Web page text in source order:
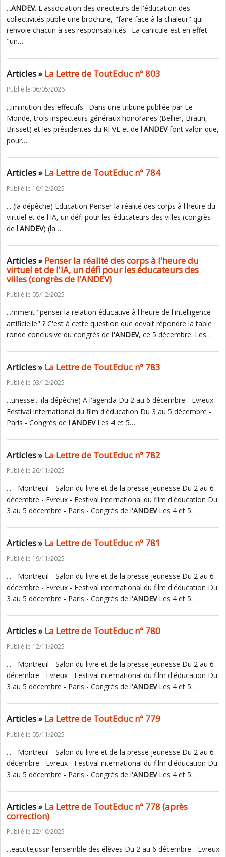
...ANDEV. L'association des directeurs de l'éducation des
collectivités publie une brochure, "faire face à la chaleur" qui
renvoie chacun à ses responsabilités. La canicule est en effet
"un…
Articles »La Lettre de ToutEduc n° 803
Publié le 06/05/2026
...iminution des effectifs. Dans une tribune publiée par Le
Monde, trois inspecteurs généraux honoraires (Bellier, Braun,
Brisset) et les présidentes du RFVE et de l'ANDEVfont valoir que,
pour…
Articles »La Lettre de ToutEduc n° 784
Publié le 10/12/2025
... (la dépêche) Education Penser la réalité des corps à l'heure du
virtuel et de l'IA, un défi pour les éducateurs des villes (congrès
de l'ANDEV) (la…
Articles »Penser la réalité des corps à l'heure du
virtuel et de l'IA, un défi pour les éducateurs des
villes (congrès de l'ANDEV)
Publié le 05/12/2025
...mment "penser la relation éducative à l'heure de l'intelligence
artificielle" ? C'est à cette question que devait répondre la table
ronde conclusive du congrès de l'ANDEV, ce 5 décembre. Les…
Articles »La Lettre de ToutEduc n° 783
Publié le 03/12/2025
...unesse... (la dépêche) A l'agenda Du 2 au 6 décembre - Evreux -
Festival international du film d'éducation Du 3 au 5 décembre -
Paris - Congrès de l'ANDEVLes 4 et 5…
Articles »La Lettre de ToutEduc n° 782
Publié le 26/11/2025
... - Montreuil - Salon du livre et de la presse jeunesse Du 2 au 6
décembre - Evreux - Festival international du film d'éducation Du
3 au 5 décembre - Paris - Congrès de l'ANDEVLes 4 et 5…
Articles »La Lettre de ToutEduc n° 781
Publié le 19/11/2025
... - Montreuil - Salon du livre et de la presse jeunesse Du 2 au 6
décembre - Evreux - Festival international du film d'éducation Du
3 au 5 décembre - Paris - Congrès de l'ANDEVLes 4 et 5…
Articles »La Lettre de ToutEduc n° 780
Publié le 12/11/2025
... - Montreuil - Salon du livre et de la presse jeunesse Du 2 au 6
décembre - Evreux - Festival international du film d'éducation Du
3 au 5 décembre - Paris - Congrès de l'ANDEVLes 4 et 5…
Articles »La Lettre de ToutEduc n° 779
Publié le 05/11/2025
... - Montreuil - Salon du livre et de la presse jeunesse Du 2 au 6
décembre - Evreux - Festival international du film d'éducation Du
3 au 5 décembre - Paris - Congrès de l'ANDEVLes 4 et 5…
Articles »La Lettre de ToutEduc n° 778 (après
correction)
Publié le 22/10/2025
...eacute;ussir l’ensemble des élèves Du 2 au 6 décembre - Evreux